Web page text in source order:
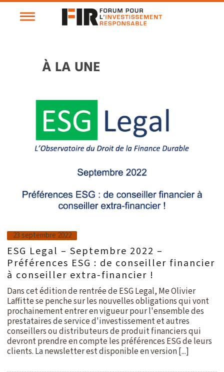
À LA UNE
23 septembre 2022
ESG Legal – Septembre 2022 –
Préférences ESG : de conseiller financier
à conseiller extra-financier !
Dans cet édition de rentrée de ESG Legal, Me Olivier
Laffitte se penche sur les nouvelles obligations qui vont
prochainement entrer en vigueur pour l'ensemble des
prestataires de service d'investissement et autres
conseillers ou distributeurs de produit financiers qui
devront prendre en compte les préférences ESG de leurs
clients. La newsletter est disponible en version [...]